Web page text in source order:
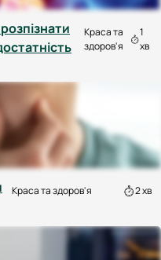
Краса та
здоров'я
1
хв
Краса та здоров'я 2 хв